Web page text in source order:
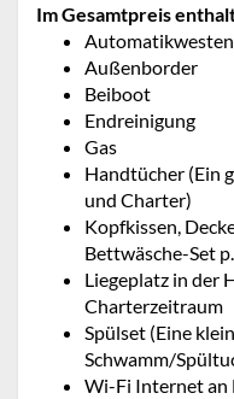
Im Gesamtpreis
Automatikwesten
Außenborder
Beiboot
Endreinigung
Gas
Handtücher (Ein
und Charter)
Kopfkissen,
Bettwäsche-Set
Liegeplatz in der
Charterzeitraum
Spülset (Eine
Schwamm/
Wi-Fi Internet an